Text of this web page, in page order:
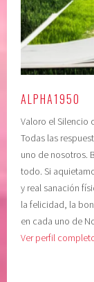
ALPHA1950
Valoro el Silencio
Todas las
uno de nosotros.
todo. Si
y real sanación
la felicidad, la
en cada uno de
Ver perfil